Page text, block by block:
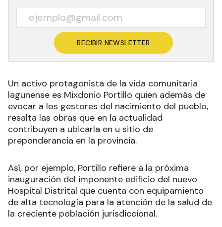
RECIBIR NEWSLETTER
Un activo protagonista de la vida comunitaria
lagunense es Mixdonio Portillo quien además de
evocar a los gestores del nacimiento del pueblo,
resalta las obras que en la actualidad
contribuyen a ubicarla en u sitio de
preponderancia en la provincia.
Así, por ejemplo, Portillo refiere a la próxima
inauguración del imponente edificio del nuevo
Hospital Distrital que cuenta con equipamiento
de alta tecnología para la atención de la salud de
la creciente población jurisdiccional.